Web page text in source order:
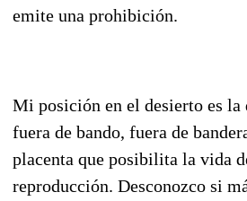
emite una prohibición.
Mi posición en el desierto es la
fuera de bando, fuera de
placenta que posibilita la vida
reproducción. Desconozco si